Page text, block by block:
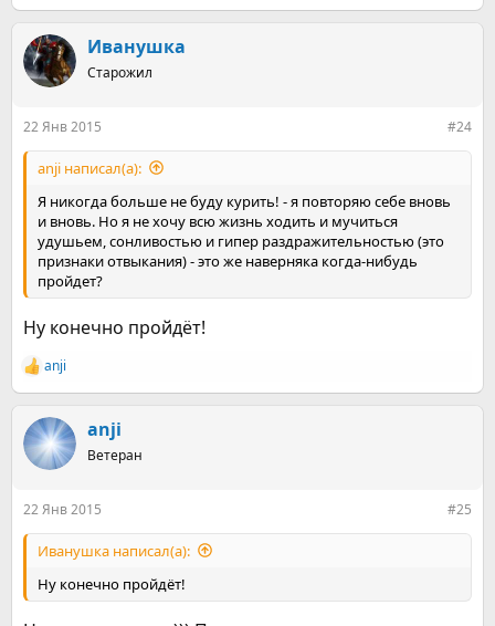
Иванушка
Старожил
22 Янв 2015 #24
anji написал(а):
Я никогда больше не буду курить! - я повторяю себе вновь
и вновь. Но я не хочу всю жизнь ходить и мучиться
удушьем, сонливостью и гипер раздражительностью (это
признаки отвыкания) - это же наверняка когда-нибудь
пройдет?
Ну конечно пройдёт!
Р
е
к
ц
и
anji
anji
Ветеран
22 Янв 2015 #25
Иванушка написал(а):
Ну конечно пройдёт!